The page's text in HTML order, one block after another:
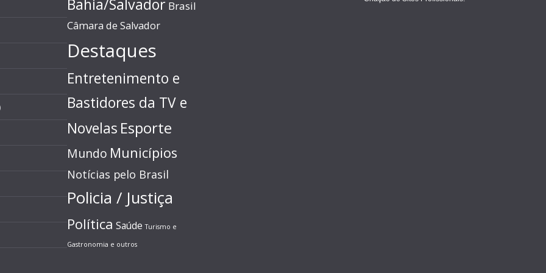
Bahia/Salvador Brasil
Câmara de Salvador
Destaques
Entretenimento e
Bastidores da TV e
Novelas Esporte
Mundo Municípios
Notícias pelo Brasil
Policia / Justiça
Política Saúde Turismo e
Gastronomia e outros